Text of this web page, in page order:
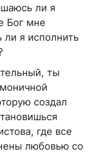
ли я
Бог мне
я исполнить
ты
создал
где все
любовью со